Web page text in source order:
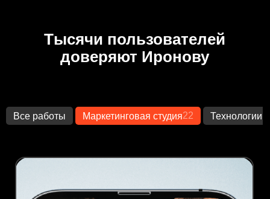
Тысячи пользователей
доверяют Иронову
Все работы Маркетинговая студия22 Технологии